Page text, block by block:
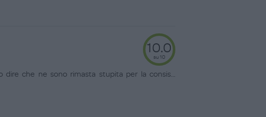
10.0
su 10
dire che ne sono rimasta stupita per la consis...